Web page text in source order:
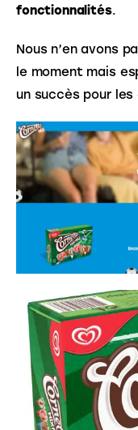
fonctionnalités.
Nous n’en avons
le moment mais
un succès pour les